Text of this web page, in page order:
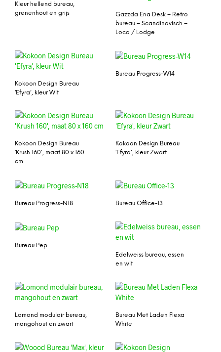
Kleur hellend bureau,
grenenhout en grijs
Gazzda Ena Desk – Retro
bureau – Scandinavisch –
Loca / Lodge
Kokoon Design Bureau
‘Efyra’, kleur Wit
Bureau Progress-W14
Kokoon Design Bureau
‘Krush 160’, maat 80 x 160
cm
Kokoon Design Bureau
‘Efyra’, kleur Zwart
Bureau Progress-N18 Bureau Office-13
Bureau Pep
Edelweiss bureau, essen
en wit
Lomond modulair bureau,
mangohout en zwart
Bureau Met Laden Flexa
White